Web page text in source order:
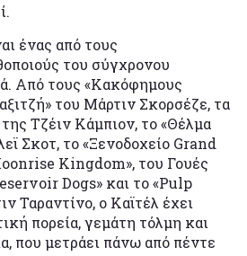
ένας από τους
του σύγχρονου
Από τους «Κακόφημους
του Μάρτιν Σκορσέζε, τα
Τζέιν Κάμπιον, το «Θέλμα
Σκοτ, το «Ξενοδοχείο Grand
Kingdom», του Γουές
Dogs» και το «Pulp
Ταραντίνο, ο Καϊτέλ έχει
πορεία, γεμάτη τόλμη και
που μετράει πάνω από πέντε